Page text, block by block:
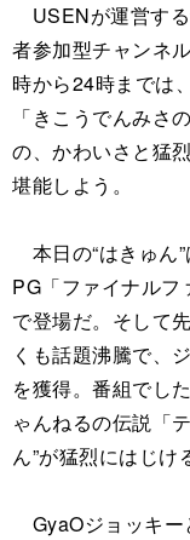
USENが運営す
者参加型チャンネ
時から24時までは
「きこうでんみさ
の、かわいさと猛
堪能しよう。
本日の“はきゅん
PG「ファイナルフ
で登場だ。そして
くも話題沸騰で、
を獲得。番組でし
ゃんねるの伝説「
ん”が猛烈にはじけ
GyaOジョッキー